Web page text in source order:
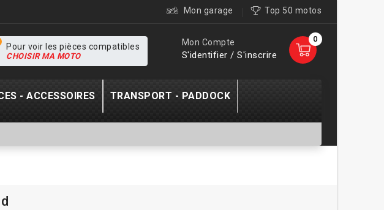
Mon garage Top 50 motos
0
Mon Compte
S'identifier / S'inscrire
Pour voir les pièces compatibles
CHOISIR MA MOTO
- ACCESSOIRES TRANSPORT - PADDOCK